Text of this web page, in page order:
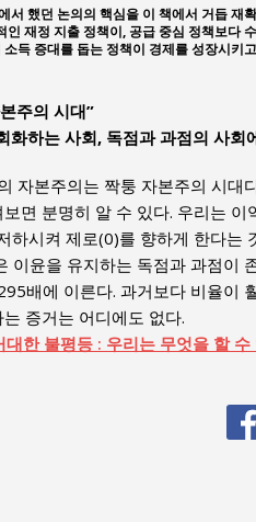
서 했던 논의의 핵심을 이 책에서 거듭 재
재정 지출 정책이, 공급 중심 정책보다
득 증대를 돕는 정책이 경제를 성장시키
주의 시대”
화하는 사회, 독점과 과점의 사회
자본주의는 짝퉁 자본주의 시대
면 분명히 알 수 있다. 우리는
하시켜 제로(0)를 향하게 한다는
이윤을 유지하는 독점과 과점이
배에 이른다. 과거보다 비율이
증거는 어디에도 없다.
대한 불평등 : 우리는 무엇을 할 수